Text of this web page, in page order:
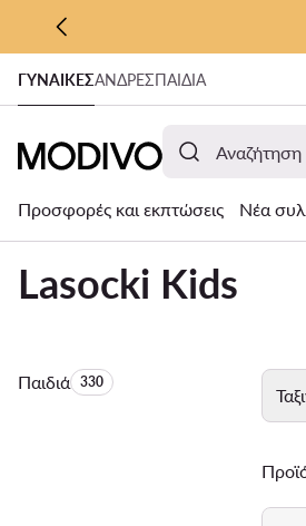
ΜΕΤΆΒΑΣΗ ΣΤΟ ΚΎΡΙΟ
ΜΕΤΆΒΑΣΗ ΣΤΗΝ ΑΝΑΖΉΤΗΣΗ
ΓΥΝΑΊΚΕΣΑΝΔΡΕΣΠΑΙΔΙΑ
Προσφορές και εκπτώσεις Νέα
Lasocki Kids
ΠαιδιάΑριθμός προϊόντων:
330